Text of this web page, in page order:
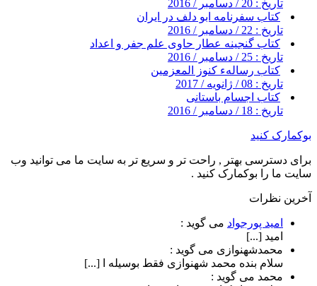
تاریخ : 20 / دسامبر / 2016
کتاب سفرنامه ابو دلف در ایران
تاریخ : 22 / دسامبر / 2016
کتاب گنجینه عطار حاوی علم جفر و اعداد
تاریخ : 25 / دسامبر / 2016
کتاب رسالهء کنوز المعزمین
تاریخ : 08 / ژانویه / 2017
کتاب اجسام باستانی
تاریخ : 18 / دسامبر / 2016
بوکمارک کنید
برای دسترسی بهتر , راحت تر و سریع تر به سایت ما می توانید وب
سایت ما را بوکمارک کنید .
آخرین نظرات
امید پورجواد می گوید :
امید [...]
محمدشهنوازی می گوید :
سلام بنده محمد شهنوازی فقط بوسیله ا [...]
محمد می گوید :